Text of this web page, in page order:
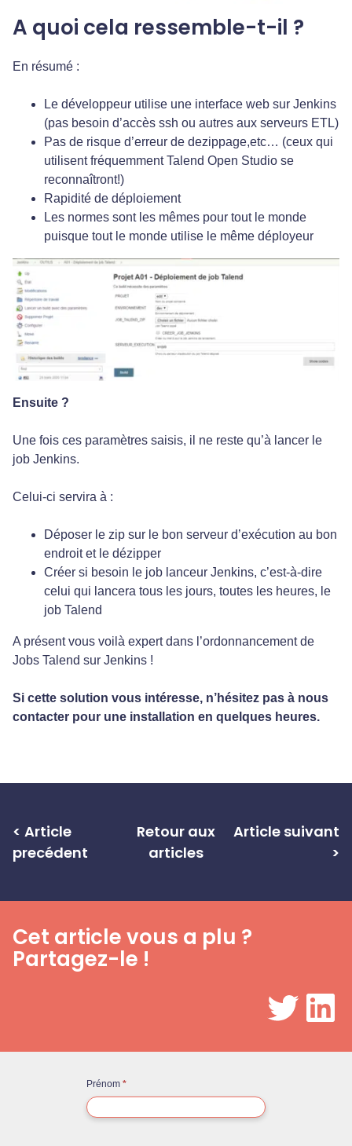
A quoi cela ressemble-t-il ?
En résumé :
Le développeur utilise une interface web sur Jenkins
(pas besoin d’accès ssh ou autres aux serveurs ETL)
Pas de risque d’erreur de dezippage,etc… (ceux qui
utilisent fréquemment Talend Open Studio se
reconnaîtront!)
Rapidité de déploiement
Les normes sont les mêmes pour tout le monde
puisque tout le monde utilise le même déployeur
Ensuite ?
Une fois ces paramètres saisis, il ne reste qu’à lancer le
job Jenkins.
Celui-ci servira à :
Déposer le zip sur le bon serveur d’exécution au bon
endroit et le dézipper
Créer si besoin le job lanceur Jenkins, c’est-à-dire
celui qui lancera tous les jours, toutes les heures, le
job Talend
A présent vous voilà expert dans l’ordonnancement de
Jobs Talend sur Jenkins !
Si cette solution vous intéresse, n’hésitez pas à nous
contacter pour une installation en quelques heures.
< Article
precédent
Retour aux
articles
Article suivant
>
Cet article vous a plu ?
Partagez-le !
Twitter LinkedIn
Contact
rapide
Prénom *